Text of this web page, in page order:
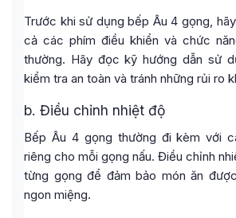
Trước khi sử dụng bếp Âu 4 gọng,
cả các phím điều khiển và chức
thường. Hãy đọc kỹ hướng dẫn sử
kiểm tra an toàn và tránh những rủi ro
b. Điều chỉnh nhiệt độ
Bếp Âu 4 gọng thường đi kèm với
riêng cho mỗi gọng nấu. Điều chỉnh
từng gọng để đảm bảo món ăn
ngon miệng.